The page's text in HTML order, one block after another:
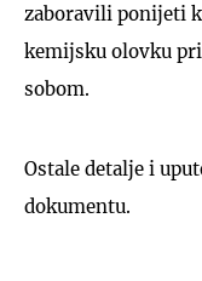
zaboravili ponijeti
kemijsku olovku
sobom.
Ostale detalje i
dokumentu.